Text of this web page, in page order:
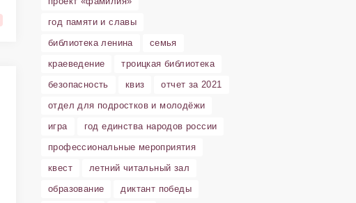
год памяти и славы
библиотека ленина
семья
краеведение
троицкая библиотека
безопасность
квиз
отчет за 2021
отдел для подростков и молодёжи
игра
год единства народов россии
профессиональные мероприятия
квест
летний читальный зал
образование
диктант победы